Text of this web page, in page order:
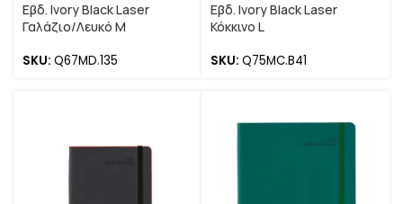
Εβδ. Ivory Black Laser
Γαλάζιο/Λευκό M
SKU: Q67MD.135
Εβδ. Ivory Black Laser
Κόκκινο L
SKU: Q75MC.B41